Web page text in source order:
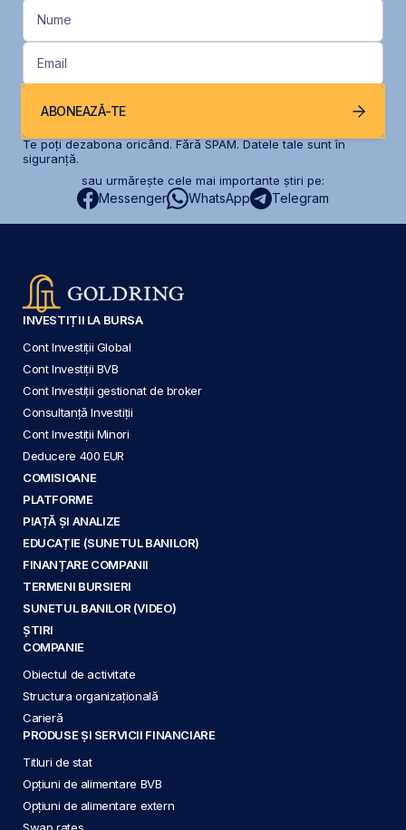
Nume
Email
ABONEAZĂ-TE
Te poți dezabona oricând. Fără SPAM. Datele tale sunt în
siguranță.
sau urmărește cele mai importante știri pe:
Messenger WhatsApp Telegram
INVESTIȚII LA BURSA
Cont Investiții Global
Cont Investiții BVB
Cont Investiții gestionat de broker
Consultanță Investiții
Cont Investiții Minori
Deducere 400 EUR
COMISIOANE
PLATFORME
PIAȚĂ ȘI ANALIZE
EDUCAȚIE (SUNETUL BANILOR)
FINANȚARE COMPANII
TERMENI BURSIERI
SUNETUL BANILOR (VIDEO)
ȘTIRI
COMPANIE
Obiectul de activitate
Structura organizațională
Carieră
PRODUSE ȘI SERVICII FINANCIARE
Titluri de stat
Opțiuni de alimentare BVB
Opțiuni de alimentare extern
Swap rates